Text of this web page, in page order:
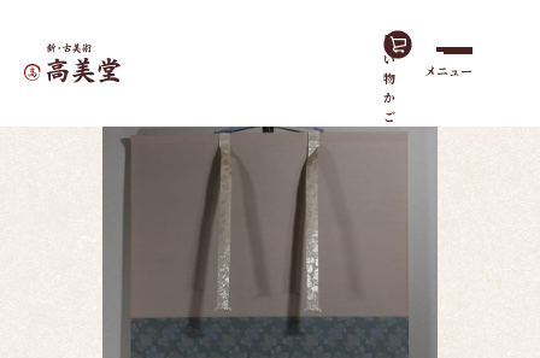
買
い
物
か
ご
メニュー
ホーム作品一覧